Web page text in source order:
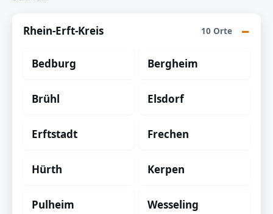
Rhein-Erft-Kreis 10 Orte
Bedburg Bergheim
Brühl Elsdorf
Erftstadt Frechen
Hürth Kerpen
Pulheim Wesseling